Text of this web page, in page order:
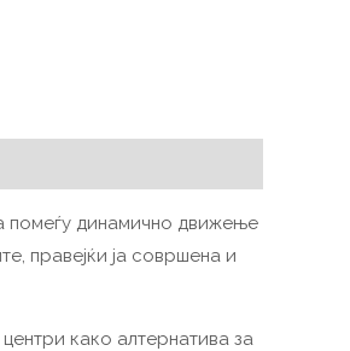
помеѓу динамично движење
правејќи ја совршена и
како алтернатива за